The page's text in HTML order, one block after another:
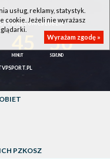
AZS UMCS LUBLIN
50
PZKOSZ
usług, reklamy, statystyk.
cookie. Jeżeli nie wyrażasz
Wyrażam zgodę »